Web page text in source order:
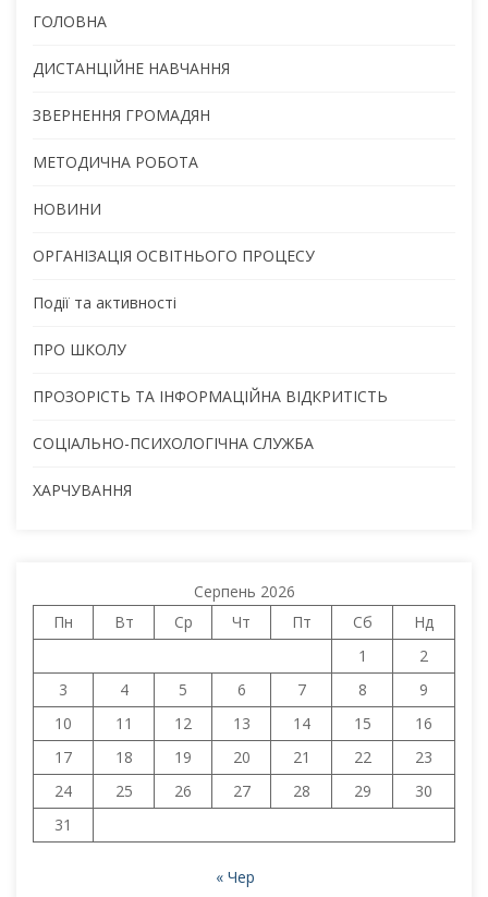
ГОЛОВНА
ДИСТАНЦІЙНЕ НАВЧАННЯ
ЗВЕРНЕННЯ ГРОМАДЯН
МЕТОДИЧНА РОБОТА
НОВИНИ
ОРГАНІЗАЦІЯ ОСВІТНЬОГО ПРОЦЕСУ
Події та активності
ПРО ШКОЛУ
ПРОЗОРІСТЬ ТА ІНФОРМАЦІЙНА ВІДКРИТІСТЬ
СОЦІАЛЬНО-ПСИХОЛОГІЧНА СЛУЖБА
ХАРЧУВАННЯ
Серпень 2026
Пн
Вт Ср Чт Пт Сб
Нд
1
2
3
4 5 6 7 8
9
10
11 12 13 14 15
16
17
18 19 20 21 22
23
24
25 26 27 28 29
30
31
« Чер